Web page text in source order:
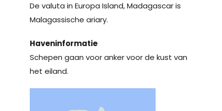
De valuta in Europa Island, Madagascar is
Malagassische ariary.
Haveninformatie
Schepen gaan voor anker voor de kust van
het eiland.